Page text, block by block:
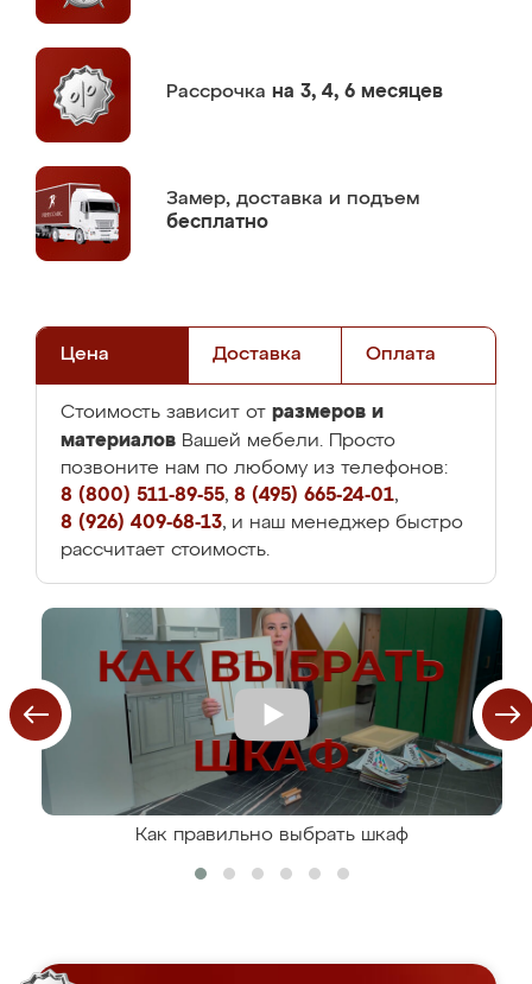
Рассрочка на 3, 4, 6 месяцев
Замер, доставка и подъем
бесплатно
Цена Доставка Оплата
Стоимость зависит от размеров и
материалов Вашей мебели. Просто
позвоните нам по любому из телефонов:
8 (800) 511-89-55, 8 (495) 665-24-01,
8 (926) 409-68-13, и наш менеджер быстро
рассчитает стоимость.
Как правильно выбрать шкаф